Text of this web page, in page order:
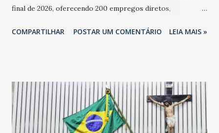
final de 2026, oferecendo 200 empregos diretos,
Havan Fortaleza ainda não foi anunciada oficialmente, mas
COMPARTILHAR POSTAR UM COMENTÁRIO LEIA MAIS »